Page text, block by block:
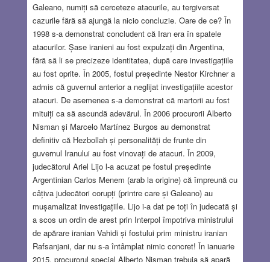
Galeano, numiți să cerceteze atacurile, au tergiversat
cazurile fără să ajungă la nicio concluzie. Oare de ce? În
1998 s-a demonstrat concludent că Iran era în spatele
atacurilor. Șase iranieni au fost expulzați din Argentina,
fără să li se precizeze identitatea, după care investigațiile
au fost oprite. În 2005, fostul președinte Nestor Kirchner a
admis că guvernul anterior a neglijat investigațiile acestor
atacuri. De asemenea s-a demonstrat că martorii au fost
mituiți ca să ascundă adevărul. În 2006 procurorii Alberto
Nisman și Marcelo Martínez Burgos au demonstrat
definitiv că Hezbollah și personalități de frunte din
guvernul Iranului au fost vinovați de atacuri. În 2009,
judecătorul Ariel Lijo l-a acuzat pe fostul președinte
Argentinian Carlos Menem (arab la origine) că împreună cu
câțiva judecători corupți (printre care și Galeano) au
mușamalizat investigațiile. Lijo i-a dat pe toți în judecată și
a scos un ordin de arest prin Interpol împotriva ministrului
de apărare iranian Vahidi și fostului prim ministru iranian
Rafsanjani, dar nu s-a întâmplat nimic concret! În ianuarie
2015, procurorul special Alberto Nisman trebuia să apară